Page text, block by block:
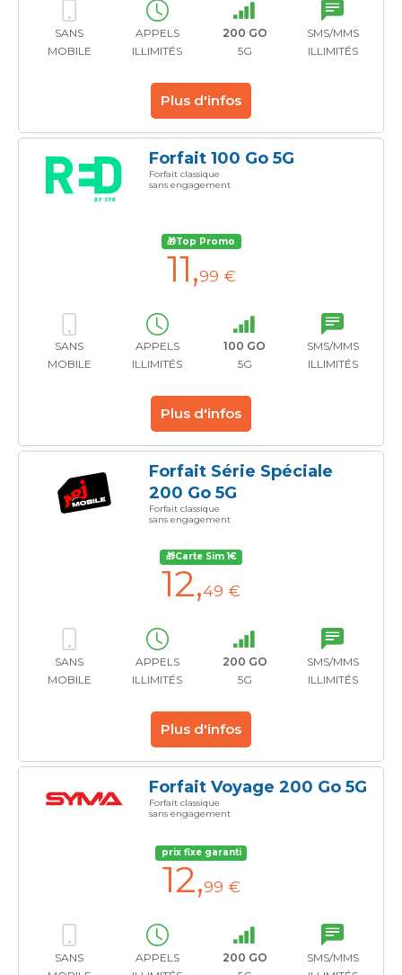
SANS
MOBILE
APPELS
ILLIMITÉS
200 GO
5G
SMS/MMS
ILLIMITÉS
Plus d'infos
Forfait 100 Go 5G
Forfait classique
sans engagement
🎁Top Promo
11,99 €
SANS
MOBILE
APPELS
ILLIMITÉS
100 GO
5G
SMS/MMS
ILLIMITÉS
Plus d'infos
Forfait Série Spéciale
200 Go 5G
Forfait classique
sans engagement
🎁Carte Sim 1€
12,49 €
SANS
MOBILE
APPELS
ILLIMITÉS
200 GO
5G
SMS/MMS
ILLIMITÉS
Plus d'infos
Forfait Voyage 200 Go 5G
Forfait classique
sans engagement
prix fixe garanti
12,99 €
SANS
APPELS
200 GO
SMS/MMS